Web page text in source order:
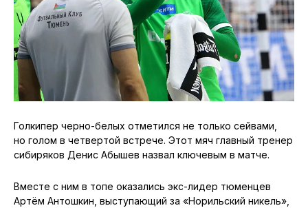
Голкипер черно-белых отметился не только сейвами,
но голом в четвертой встрече. Этот мяч главный тренер
сибиряков Денис Абышев назвал ключевым в матче.
Вместе с ним в топе оказались экс-лидер тюменцев
Артём Антошкин, выступающий за «Норильский никель»,